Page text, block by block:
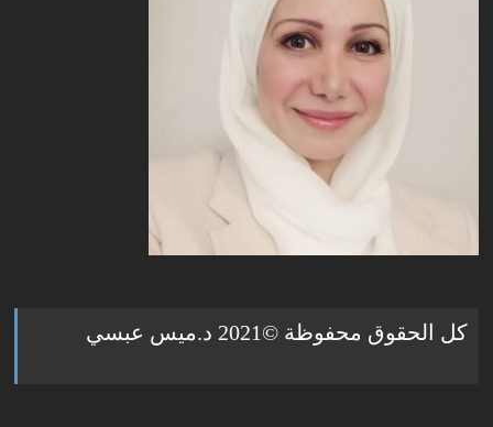
كل الحقوق محفوظة ©2021 د.ميس عبسي